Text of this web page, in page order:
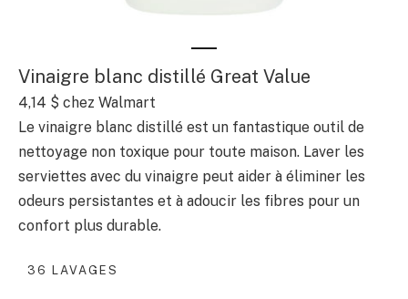
Vinaigre blanc distillé Great Value
4,14 $ chez Walmart
Le vinaigre blanc distillé est un fantastique outil de
nettoyage non toxique pour toute maison. Laver les
serviettes avec du vinaigre peut aider à éliminer les
odeurs persistantes et à adoucir les fibres pour un
confort plus durable.
36 LAVAGES